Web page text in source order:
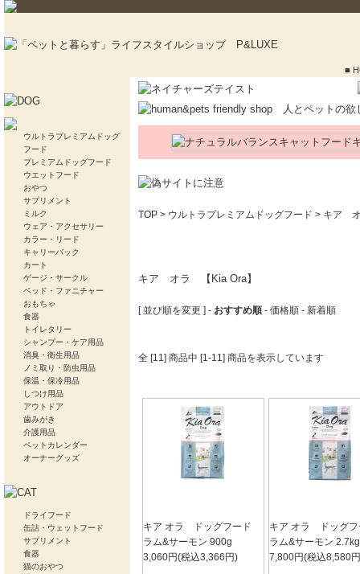
■
ウルトラプレミアムドッグ
フード
プレミアムドッグフード
ウエットフード
おやつ
サプリメント
ミルク
ウェア・アクセサリー
カラー・リード
キャリーバック
カート
ゲージ・サークル
ベッド・ファニチャー
おもちゃ
食器
トイレタリー
シャンプー・ケア用品
消臭・衛生用品
ノミ取り・防虫用品
保温・保冷用品
しつけ用品
アウトドア
歯みがき
介護用品
ペットカレンダー
オーナーグッズ
ドライフード
缶詰・ウェットフード
サプリメント
食器
猫のおやつ
TOP > ウルトラプレミアムドッグフード > キア
キア オラ 【Kia Ora】
[ 並び順を変更 ] - おすすめ順 - 価格順 - 新着順
全 [11] 商品中 [1-11] 商品を表示しています
キア オラ ドッグフード
ラム&サーモン 900g
3,060円(税込3,366円)
キア オラ ドッグ
ラム&サーモン 2.7kg
7,800円(税込8,580